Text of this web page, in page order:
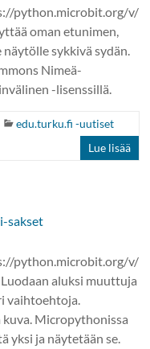
python.microbit.org/v/
oman etunimen,
sykkivä sydän.
Nimeä-
-lisenssillä.
edu.turku.fi -uutiset
Lue lisää
sakset
python.microbit.org/v/
aluksi muuttuja
vaihtoehtoja.
kuva. Micropythonissa
yksi ja näytetään se.